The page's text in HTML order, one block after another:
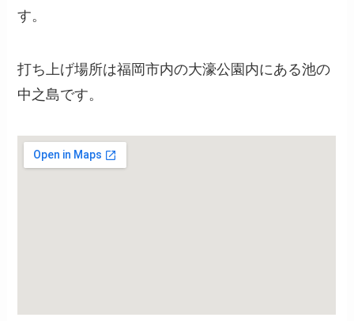
す。
打ち上げ場所は福岡市内の大濠公園内にある池の
中之島です。